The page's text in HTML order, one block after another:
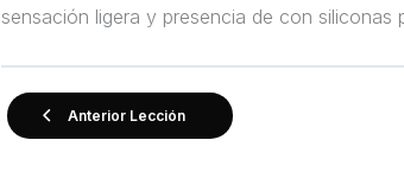
sensación ligera y presencia de con siliconas
Anterior Lección